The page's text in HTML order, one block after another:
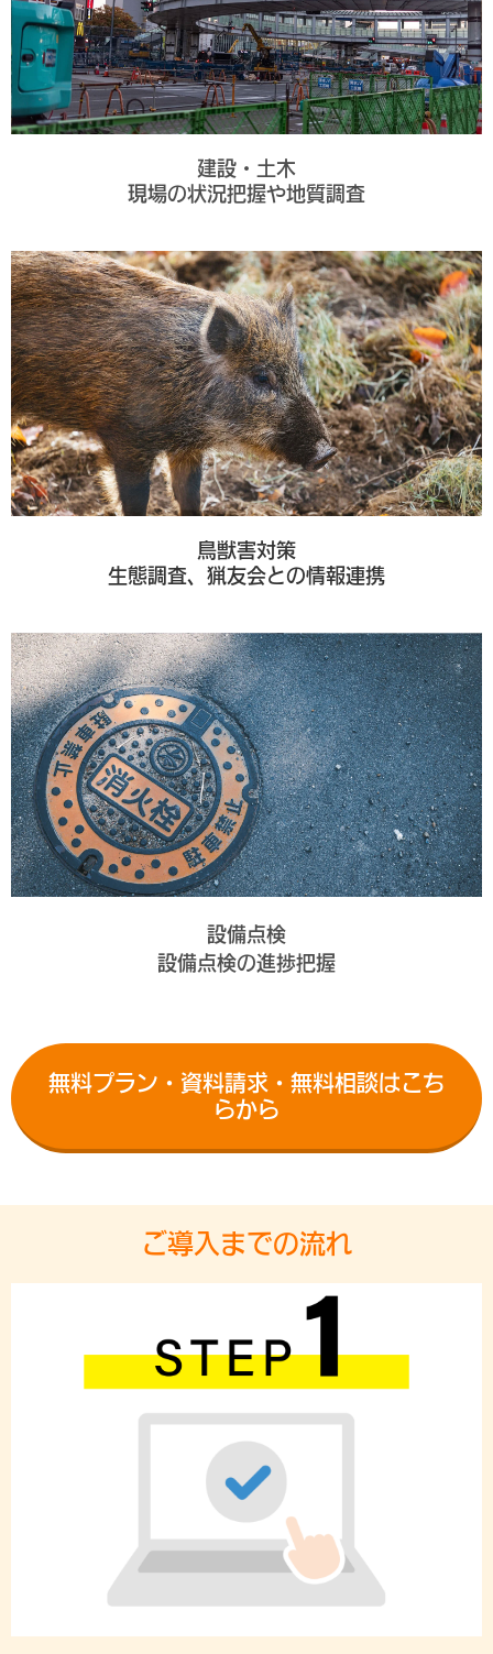
建設・土木
現場の状況把握や地質調査
鳥獣害対策
生態調査、猟友会との情報連携
設備点検
設備点検の進捗把握
無料プラン・資料請求・無料相談はこち
らから
ご導入までの流れ